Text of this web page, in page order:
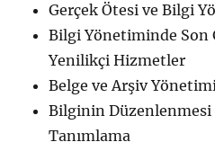
Gerçek Ötesi ve Bilgi
Bilgi Yönetiminde Son
Yenilikçi Hizmetler
Belge ve Arşiv
Bilginin Düzenlenmesi
Tanımlama